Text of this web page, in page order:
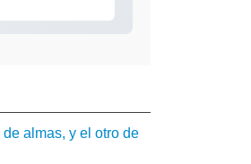
almas, y el otro de